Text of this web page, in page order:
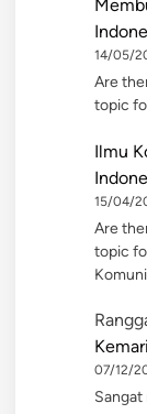
14/05/
Are
topic
Ilmu
15/04/
Are
topic
07/12/